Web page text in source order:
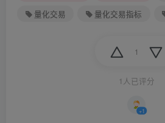
量化交易
量化交易指标
1
1人已评分
+1